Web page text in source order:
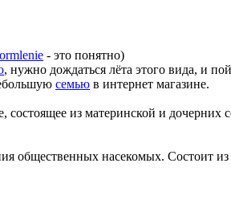
- это понятно)
, нужно дождаться лёта этого вида, и
семью в интернет магазине.
состоящее из материнской и
общественных насекомых. Состоит